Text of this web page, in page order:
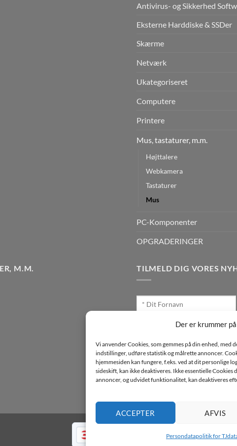
Der er krummer
Vi anvender Cookies, som gemmes på din enhed, med
indstillinger, udføre statistik og målrette annoncer.
hjemmesiden kan fungere, f.eks. ved at dit personlige
sideskift, kan ikke deaktiveres. Ikke essentielle Cookies
annoncer, og udvidet funktionalitet, kan deaktiveres
ACCEPTER AFVIS
Persondatapolitik for
Antivirus- og Sikkerhed
Eksterne Harddiske & SSDer
Skærme
Netværk
Ukategoriseret
Computere
Printere
Mus, tastaturer, m.m.
Højttalere
Webkamera
Tastaturer
Mus
PC-Komponenter
OPGRADERINGER
M.M. TILMELD DIG VORES
Jeg ønsker at modtage